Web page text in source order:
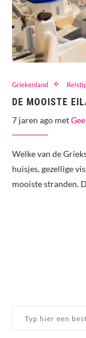
Griekenland
DE MOOISTE
7 jaren ago met
Welke van de
huisjes, gezellige
mooiste stranden.